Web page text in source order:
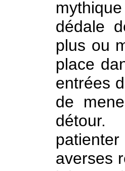
dédale
plus ou
place
entrées
de
détour.
averses